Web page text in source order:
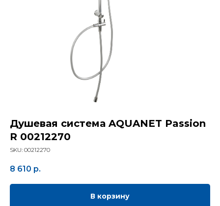
Душевая система AQUANET Passion
R 00212270
SKU: 00212270
8 610 р.
В корзину